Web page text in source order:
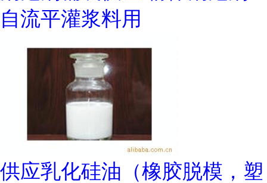
自流平灌浆料用
供应乳化硅油（橡胶脱模，塑